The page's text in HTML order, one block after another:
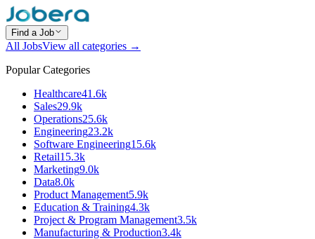
Find a Job
All JobsView all categories →
Popular Categories
Healthcare41.6k
Sales29.9k
Operations25.6k
Engineering23.2k
Software Engineering15.6k
Retail15.3k
Marketing9.0k
Data8.0k
Product Management5.9k
Education & Training4.3k
Project & Program Management3.5k
Manufacturing & Production3.4k